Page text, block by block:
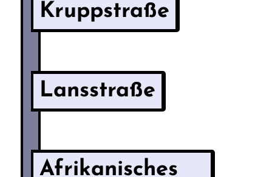
Kruppstraße
Lansstraße
Afrikanisches